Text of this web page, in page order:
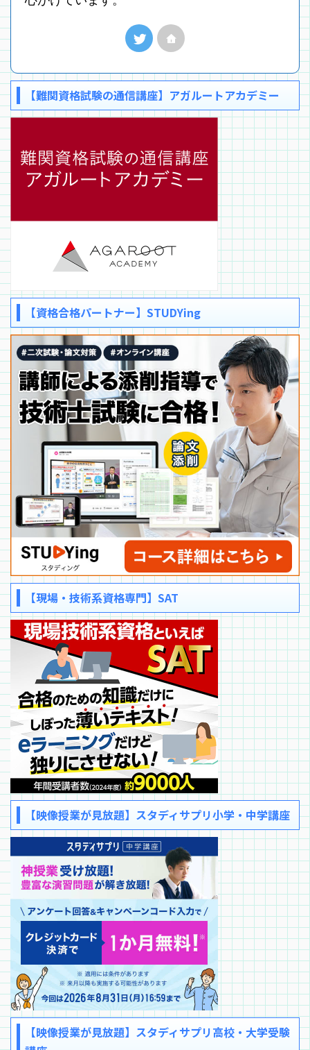
【難関資格試験の通信講座】アガルートアカデミー
【資格合格パートナー】STUDYing
【現場・技術系資格専門】SAT
【映像授業が見放題】スタディサプリ小学・中学講座
【映像授業が見放題】スタディサプリ高校・大学受験